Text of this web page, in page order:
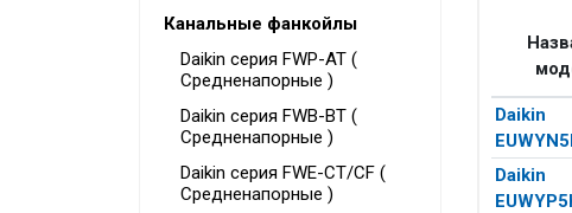
Канальные фанкойлы
Daikin серия FWP-AT (
Средненапорные )
Daikin серия FWB-BT (
Средненапорные )
Daikin серия FWE-CT/CF (
Средненапорные )
Daikin
Daikin